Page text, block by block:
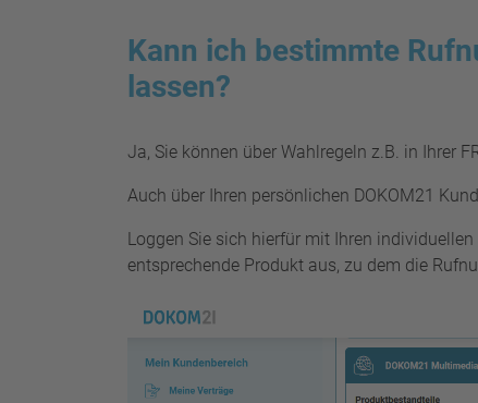
Kann ich bestimmte
lassen?
Ja, Sie können über Wahlregeln z.B. in Ihrer
Auch über Ihren persönlichen DOKOM21
Loggen Sie sich hierfür mit Ihren
entsprechende Produkt aus, zu dem die